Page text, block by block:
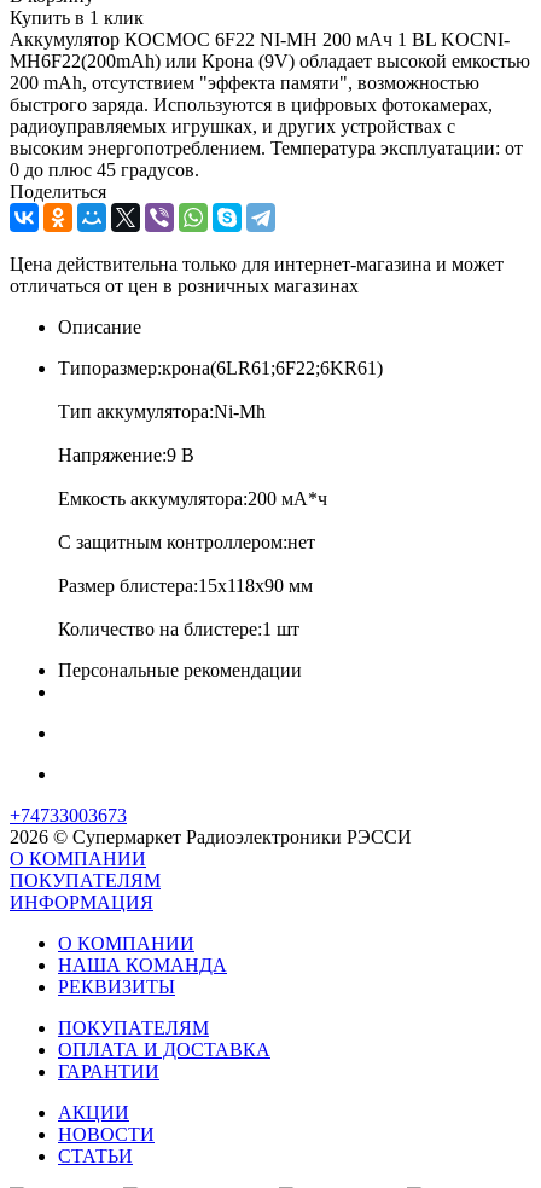
Купить в 1 клик
Аккумулятор КОСМОС 6F22 NI-MH 200 мАч 1 BL KOCNI-
MH6F22(200mAh) или Крона (9V) обладает высокой емкостью
200 mAh, отсутствием "эффекта памяти", возможностью
быстрого заряда. Используются в цифровых фотокамерах,
радиоуправляемых игрушках, и других устройствах с
высоким энергопотреблением. Температура эксплуатации: от
0 до плюс 45 градусов.
Поделиться
Цена действительна только для интернет-магазина и может
отличаться от цен в розничных магазинах
Описание
Типоразмер:крона(6LR61;6F22;6KR61)
Тип аккумулятора:Ni-Mh
Напряжение:9 В
Емкость аккумулятора:200 мА*ч
С защитным контроллером:нет
Размер блистера:15х118х90 мм
Количество на блистере:1 шт
Персональные рекомендации
+74733003673
2026 © Супермаркет Радиоэлектроники РЭССИ
О КОМПАНИИ
ПОКУПАТЕЛЯМ
ИНФОРМАЦИЯ
О КОМПАНИИ
НАША КОМАНДА
РЕКВИЗИТЫ
ПОКУПАТЕЛЯМ
ОПЛАТА И ДОСТАВКА
ГАРАНТИИ
АКЦИИ
НОВОСТИ
СТАТЬИ